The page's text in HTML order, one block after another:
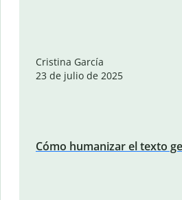
Cristina García
23 de julio de 2025
Cómo humanizar el texto